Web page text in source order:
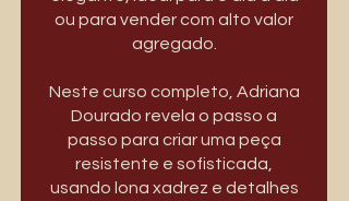
ou para vender com alto valor
agregado.
Neste curso completo, Adriana
Dourado revela o passo a
passo para criar uma peça
resistente e sofisticada,
usando lona xadrez e detalhes